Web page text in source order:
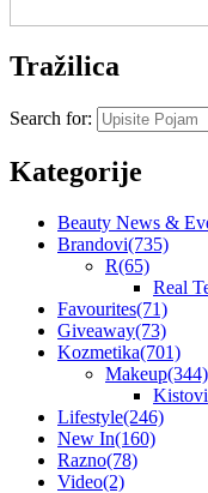
Tražilica
Search for:
Kategorije
Beauty News &
Brandovi(735)
R(65)
Real
Favourites(71)
Giveaway(73)
Kozmetika(701)
Makeup(344)
Kistovi
Lifestyle(246)
New In(160)
Razno(78)
Video(2)